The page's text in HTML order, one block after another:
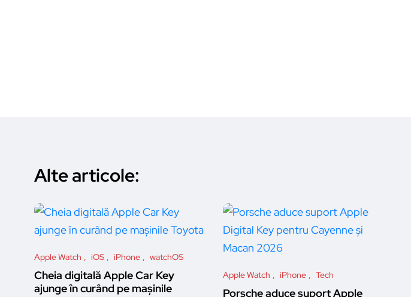
Alte articole:
Apple Watch iOS iPhone watchOS
Cheia digitală Apple Car Key
ajunge în curând pe mașinile
Apple Watch iPhone Tech
Porsche aduce suport Apple